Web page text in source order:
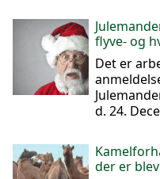
flyve- og
Det er
d. 24.
der er